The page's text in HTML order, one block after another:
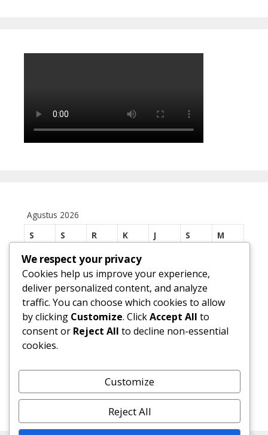
Agustus 2026
S
S R K J S
M
3
4 5 6 8
10
11 12 13 14 15
16
17
18 19 20 21 22
24
31
« Jul
We respect your privacy
Cookies help us improve your experience,
deliver personalized content, and analyze
traffic. You can choose which cookies to allow
by clicking Customize. ClickAccept All to
consent or Reject All to decline non-essential
cookies.
Customize
Reject All